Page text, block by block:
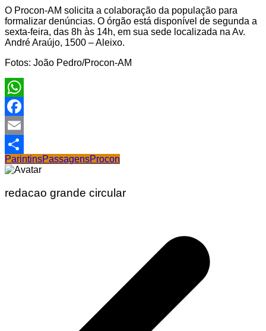
O Procon-AM solicita a colaboração da população para
formalizar denúncias. O órgão está disponível de segunda a
sexta-feira, das 8h às 14h, em sua sede localizada na Av.
André Araújo, 1500 – Aleixo.
Fotos: João Pedro/Procon-AM
WhatsApp
Facebook
Email
Share
ParintinsPassagensProcon
redacao grande circular